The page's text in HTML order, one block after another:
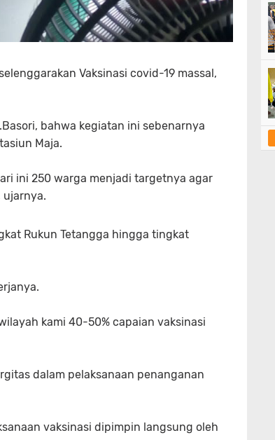
Vaksinasi covid-19 massal,
bahwa kegiatan ini sebenarnya
Maja.
ini 250 warga menjadi targetnya agar
ujarnya.
Rukun Tetangga hingga tingkat
kami 40-50% capaian vaksinasi
dalam pelaksanaan penanganan
vaksinasi dipimpin langsung oleh